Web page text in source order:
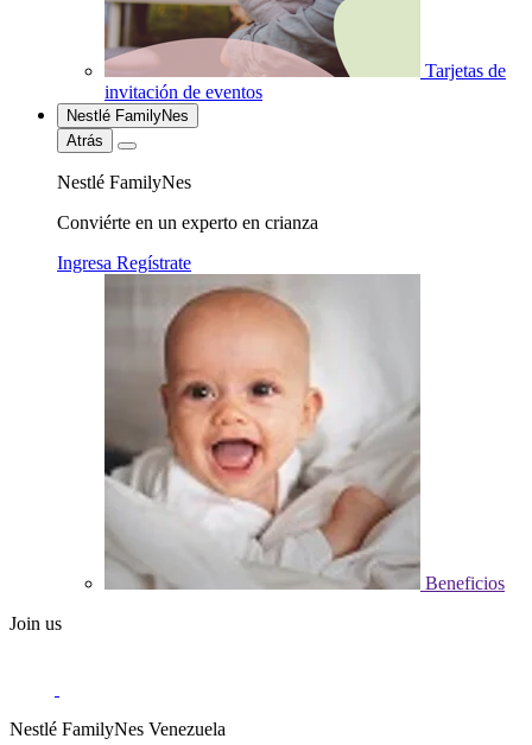
Tarjetas de
invitación de eventos
Nestlé FamilyNes
Atrás
Nestlé FamilyNes
Conviérte en un experto en crianza
Ingresa Regístrate
Beneficios
Join us
Nestlé FamilyNes Venezuela